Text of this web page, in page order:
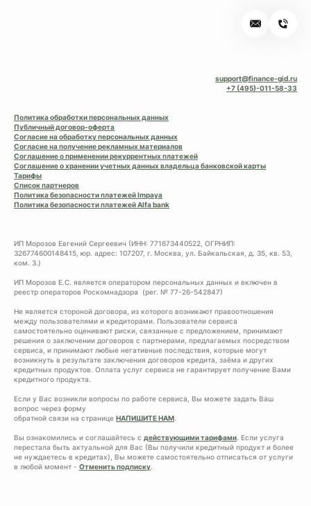
support@finance-gid.ru
+7 (495)-011-58-33
Политика обработки персональных данных
Публичный договор-оферта
Согласие на обработку персональных данных
Согласие на получение рекламных материалов
Соглашение о применении рекуррентных платежей
Соглашение о хранении учетных данных владельца банковской карты
Тарифы
Список партнеров
Политика безопасности платежей Impaya
Политика безопасности платежей Alfa bank
ИП Морозов Евгений Сергеевич (ИНН: 771673440522, ОГРНИП:
326774600148415, юр. адрес: 107207, г. Москва, ул. Байкальская, д. 35, кв. 53,
ком. 3.)
ИП Морозов Е.С. является оператором персональных данных и включен в
реестр операторов Роскомнадзора (рег. № 77-26-542847)
Не является стороной договора, из которого возникают правоотношения
между пользователями и кредиторами. Пользователи сервиса
самостоятельно оценивают риски, связанные с предложением, принимают
решения о заключении договоров с партнерами, предлагаемых посредством
сервиса, и принимают любые негативные последствия, которые могут
возникнуть в результате заключения договоров кредита, заёма и других
кредитных продуктов. Оплата услуг сервиса не гарантирует получение Вами
кредитного продукта.
Если у Вас возникли вопросы по работе сервиса, Вы можете задать Ваш
вопрос через форму
обратной связи на странице НАПИШИТЕ НАМ.
Вы ознакомились и соглашайтесь с действующими тарифами. Если услуга
перестала быть актуальной для Вас (Вы получили кредитный продукт и более
не нуждаетесь в кредитах), Вы можете самостоятельно отписаться от услуги
в любой момент - Отменить подписку.